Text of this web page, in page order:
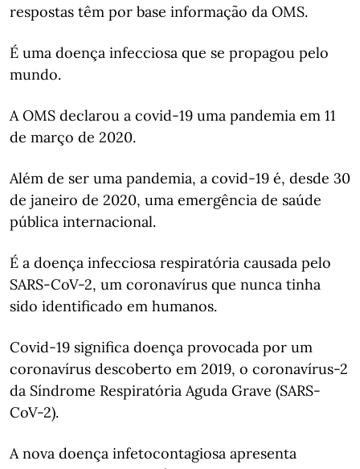
respostas têm por base informação da OMS.
É uma doença infecciosa que se propagou pelo
mundo.
A OMS declarou a covid-19 uma pandemia em 11
de março de 2020.
Além de ser uma pandemia, a covid-19 é, desde 30
de janeiro de 2020, uma emergência de saúde
pública internacional.
É a doença infecciosa respiratória causada pelo
SARS-CoV-2, um coronavírus que nunca tinha
sido identificado em humanos.
Covid-19 significa doença provocada por um
coronavírus descoberto em 2019, o coronavírus-2
da Síndrome Respiratória Aguda Grave (SARS-
CoV-2).
A nova doença infetocontagiosa apresenta